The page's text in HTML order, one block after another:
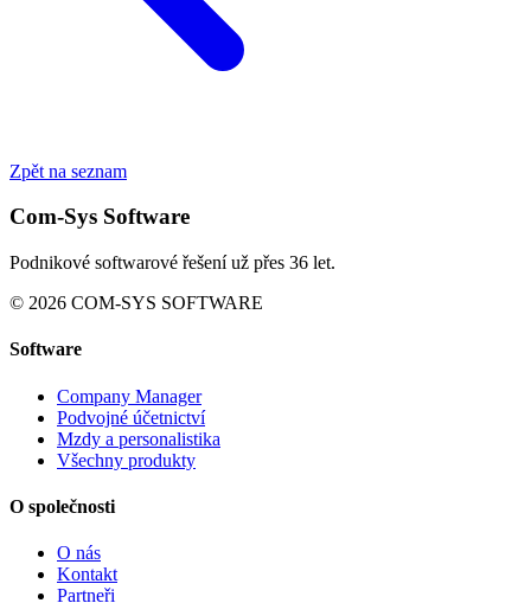
Zpět na seznam
Com-Sys Software
Podnikové softwarové řešení už přes 36 let.
© 2026 COM-SYS SOFTWARE
Software
Company Manager
Podvojné účetnictví
Mzdy a personalistika
Všechny produkty
O společnosti
O nás
Kontakt
Partneři